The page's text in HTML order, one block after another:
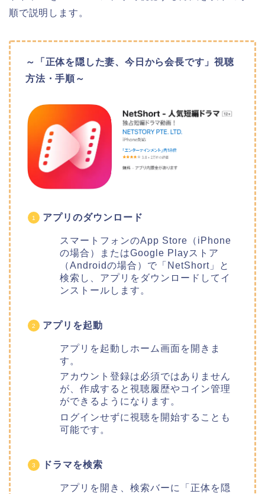
順で説明します。
～「正体を隠した妻、今日から会長です」視聴
方法・手順～
アプリのダウンロード
スマートフォンのApp Store（iPhone
の場合）またはGoogle Playストア
（Androidの場合）で「NetShort」と
検索し、アプリをダウンロードしてイ
ンストールします。
アプリを起動
アプリを起動しホーム画面を開きま
す。
アカウント登録は必須ではありません
が、作成すると視聴履歴やコイン管理
ができるようになります。
ログインせずに視聴を開始することも
可能です。
ドラマを検索
アプリを開き、検索バーに「正体を隠